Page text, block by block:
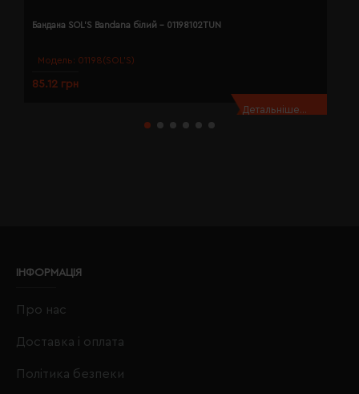
Модель: 01198(SOL’S)
Бандана SOL'S Bandana білий - 01198102TUN
85.12 грн
Детальніше...
ІНФОРМАЦІЯ
Про нас
Доставка і оплата
Політика безпеки